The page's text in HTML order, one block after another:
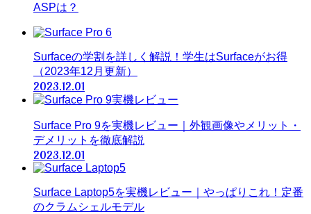
ASPは？
Surfaceの学割を詳しく解説！学生はSurfaceがお得
（2023年12月更新）
2023.12.01
Surface Pro 9を実機レビュー｜外観画像やメリット・
デメリットを徹底解説
2023.12.01
Surface Laptop5を実機レビュー｜やっぱりこれ！定番
のクラムシェルモデル